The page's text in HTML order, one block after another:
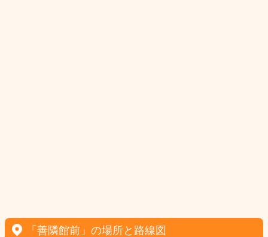
「善隣館前」の場所と路線図